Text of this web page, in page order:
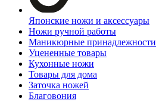
Японские ножи и аксессуары
Ножи ручной работы
Маникюрные принадлежности
Уцененные товары
Кухонные ножи
Товары для дома
Заточка ножей
Благовония